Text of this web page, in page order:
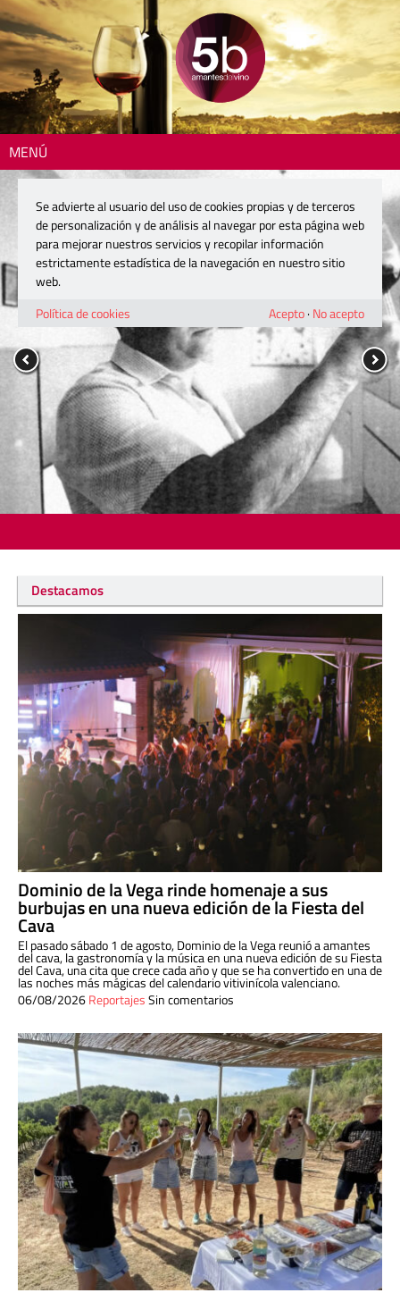
MENÚ
Destacamos
Dominio de la Vega rinde homenaje a sus
burbujas en una nueva edición de la Fiesta del
Cava
El pasado sábado 1 de agosto, Dominio de la Vega reunió a amantes
del cava, la gastronomía y la música en una nueva edición de su Fiesta
del Cava, una cita que crece cada año y que se ha convertido en una de
las noches más mágicas del calendario vitivinícola valenciano.
06/08/2026ReportajesSin comentarios
Se advierte al usuario del uso de cookies propias y de terceros
de personalización y de análisis al navegar por esta página web
para mejorar nuestros servicios y recopilar información
estrictamente estadística de la navegación en nuestro sitio
web.
Política de cookies
Acepto· No acepto